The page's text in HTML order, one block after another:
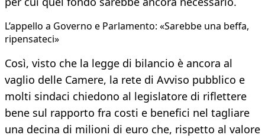
L’appello a Governo e Parlamento: «Sarebbe una beffa,
ripensateci»
Così, visto che la legge di bilancio è ancora al
vaglio delle Camere, la rete di Avviso pubblico e
molti sindaci chiedono al legislatore di riflettere
bene sul rapporto fra costi e benefici nel tagliare
una decina di milioni di euro che, rispetto al valore